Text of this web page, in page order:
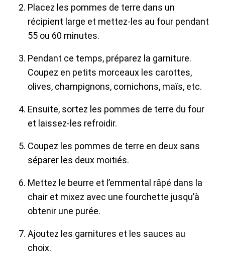
Placez les pommes de terre dans un
récipient large et mettez-les au four pendant
55 ou 60 minutes.
Pendant ce temps, préparez la garniture.
Coupez en petits morceaux les carottes,
olives, champignons, cornichons, maïs, etc.
Ensuite, sortez les pommes de terre du four
et laissez-les refroidir.
Coupez les pommes de terre en deux sans
séparer les deux moitiés.
Mettez le beurre et l’emmental râpé dans la
chair et mixez avec une fourchette jusqu’à
obtenir une purée.
Ajoutez les garnitures et les sauces au
choix.